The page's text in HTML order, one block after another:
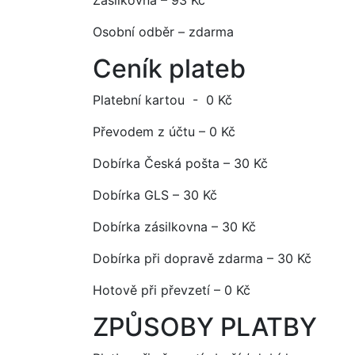
Osobní odběr – zdarma
Ceník plateb
Platební kartou - 0 Kč
Převodem z účtu – 0 Kč
Dobírka Česká pošta – 30 Kč
Dobírka GLS – 30 Kč
Dobírka zásilkovna – 30 Kč
Dobírka při dopravě zdarma – 30 Kč
Hotově při převzetí – 0 Kč
ZPŮSOBY PLATBY